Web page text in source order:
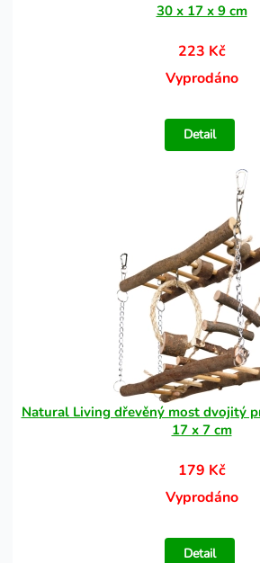
30 x 17 x 9 cm
223 Kč
Vyprodáno
Detail
Natural Living dřevěný most dvojitý
17 x 7 cm
179 Kč
Vyprodáno
Detail